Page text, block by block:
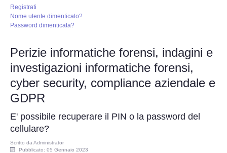
Perizia Controllo lavoratori
Perizia DVR
Perizia IoT e IIoT
Perizia Ransomware Malware
Perizia Incidente Stradale
Registrati
Nome utente dimenticato?
Password dimenticata?
Perizie informatiche forensi, indagini e
investigazioni informatiche forensi,
cyber security, compliance aziendale e
GDPR
E' possibile recuperare il PIN o la password del
cellulare?
Scritto da Administrator
Pubblicato: 05 Gennaio 2023